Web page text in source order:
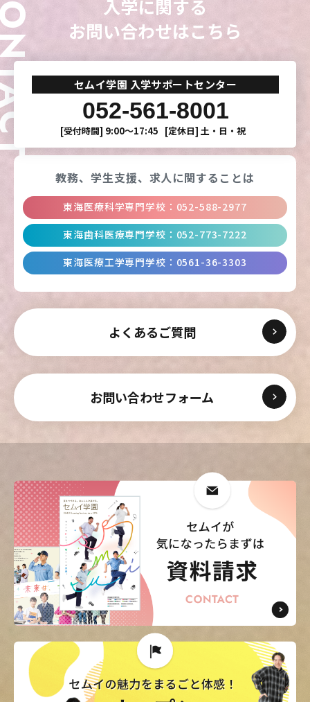
入学に関する
お問い合わせはこちら
セムイ学園 入学サポートセンター
052-561-8001
[受付時間] 9:00〜17:45 [定休日] 土・日・祝
よくあるご質問
お問い合わせフォーム
教務、学生支援、 求人に関することは
東海医療科学専門学校 ： 052-588-2977
東海歯科医療専門学校 ： 052-773-7222
東海医療工学専門学校 ： 0561-36-3303
専門学校
専門学校
東海医療工学
専門学校
CLOSE
専門学校
専門学校
東海医療工学
専門学校
CLOSE
専門学校
専門学校
東海医療工学
専門学校
CLOSE
専門学校
専門学校
東海医療工学
専門学校
CLOSE